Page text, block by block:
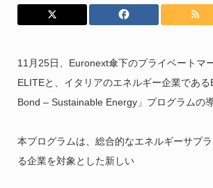
11月25日、Euronext傘下のプライベートマ
ELITEと、イタリアのエネルギー企業であ
Bond – Sustainable Energy」プログラムの
本プログラムは、総合的なエネルギーサプ
る企業を対象とした新しい